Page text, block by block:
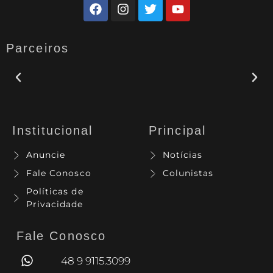
Parceiros
Institucional
Anuncie
Fale Conosco
Políticas de
Privacidade
Principal
Notícias
Colunistas
Fale Conosco
48 9 9115.3099